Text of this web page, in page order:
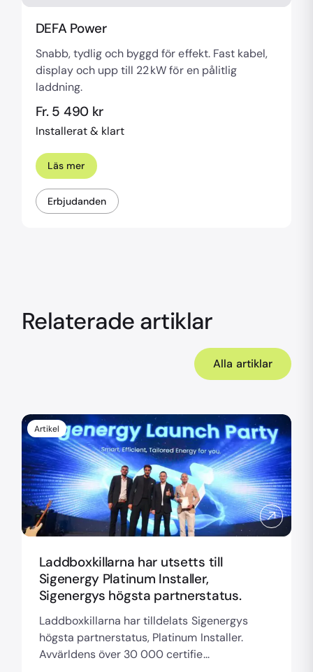
DEFA Power
Snabb, tydlig och byggd för effekt. Fast kabel,
display och upp till 22 kW för en pålitlig
laddning.
Fr. 5 490 kr
Installerat & klart
Läs mer
Erbjudanden
Relaterade artiklar
Alla artiklar
Artikel
Laddboxkillarna har utsetts till
Sigenergy Platinum Installer,
Sigenergys högsta partnerstatus.
Laddboxkillarna har tilldelats Sigenergys
högsta partnerstatus, Platinum Installer.
Avvärldens över 30 000 certifie...